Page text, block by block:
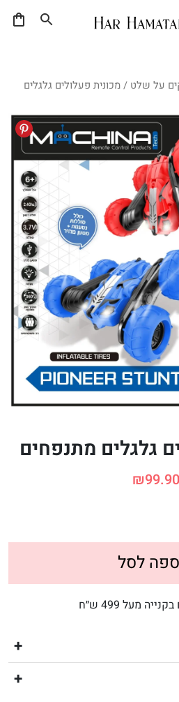
על שלט / מכונית פעלולים גלגלים
גלגלים מתנפחים
₪99.90
לסל
מעל 499 ש״ח